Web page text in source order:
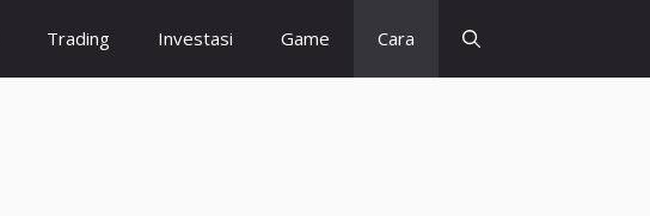
Trading Investasi Game Cara